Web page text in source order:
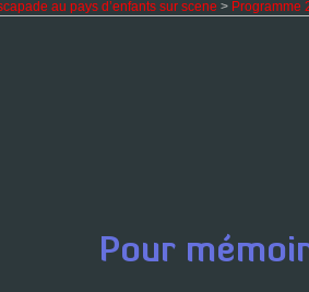
au pays d’enfants sur scene > Programme